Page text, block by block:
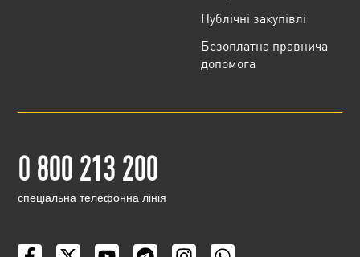
Публічні закупівлі
Безоплатна правнича
допомога
0 800 213 200
cпеціальна телефонна лінія